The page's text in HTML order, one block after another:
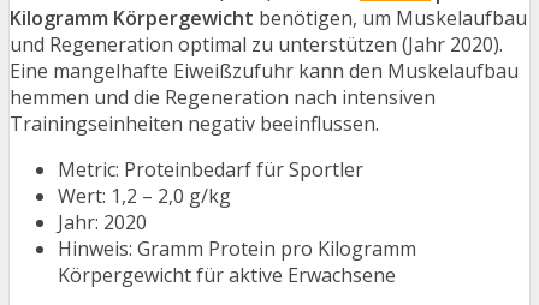
Kilogramm Körpergewicht benötigen, um Muskelaufbau
und Regeneration optimal zu unterstützen (Jahr 2020).
Eine mangelhafte Eiweißzufuhr kann den Muskelaufbau
hemmen und die Regeneration nach intensiven
Trainingseinheiten negativ beeinflussen.
Metric: Proteinbedarf für Sportler
Wert: 1,2 – 2,0 g/kg
Jahr: 2020
Hinweis: Gramm Protein pro Kilogramm
Körpergewicht für aktive Erwachsene